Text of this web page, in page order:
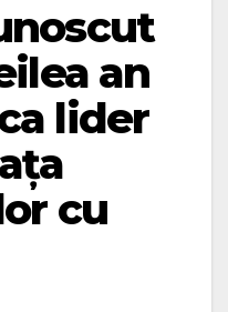
an
lider
cu